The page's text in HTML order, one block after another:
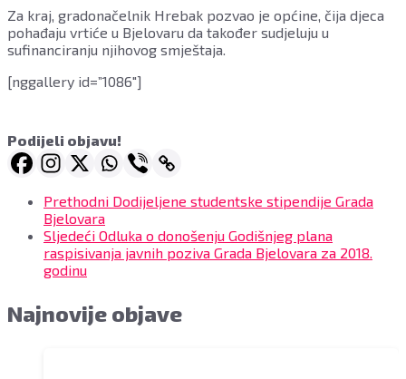
Za kraj, gradonačelnik Hrebak pozvao je općine, čija djeca
pohađaju vrtiće u Bjelovaru da također sudjeluju u
sufinanciranju njihovog smještaja.
[nggallery id=”1086″]
Podijeli objavu!
Prethodni Dodijeljene studentske stipendije Grada
Bjelovara
Sljedeći Odluka o donošenju Godišnjeg plana
raspisivanja javnih poziva Grada Bjelovara za 2018.
godinu
Najnovije objave